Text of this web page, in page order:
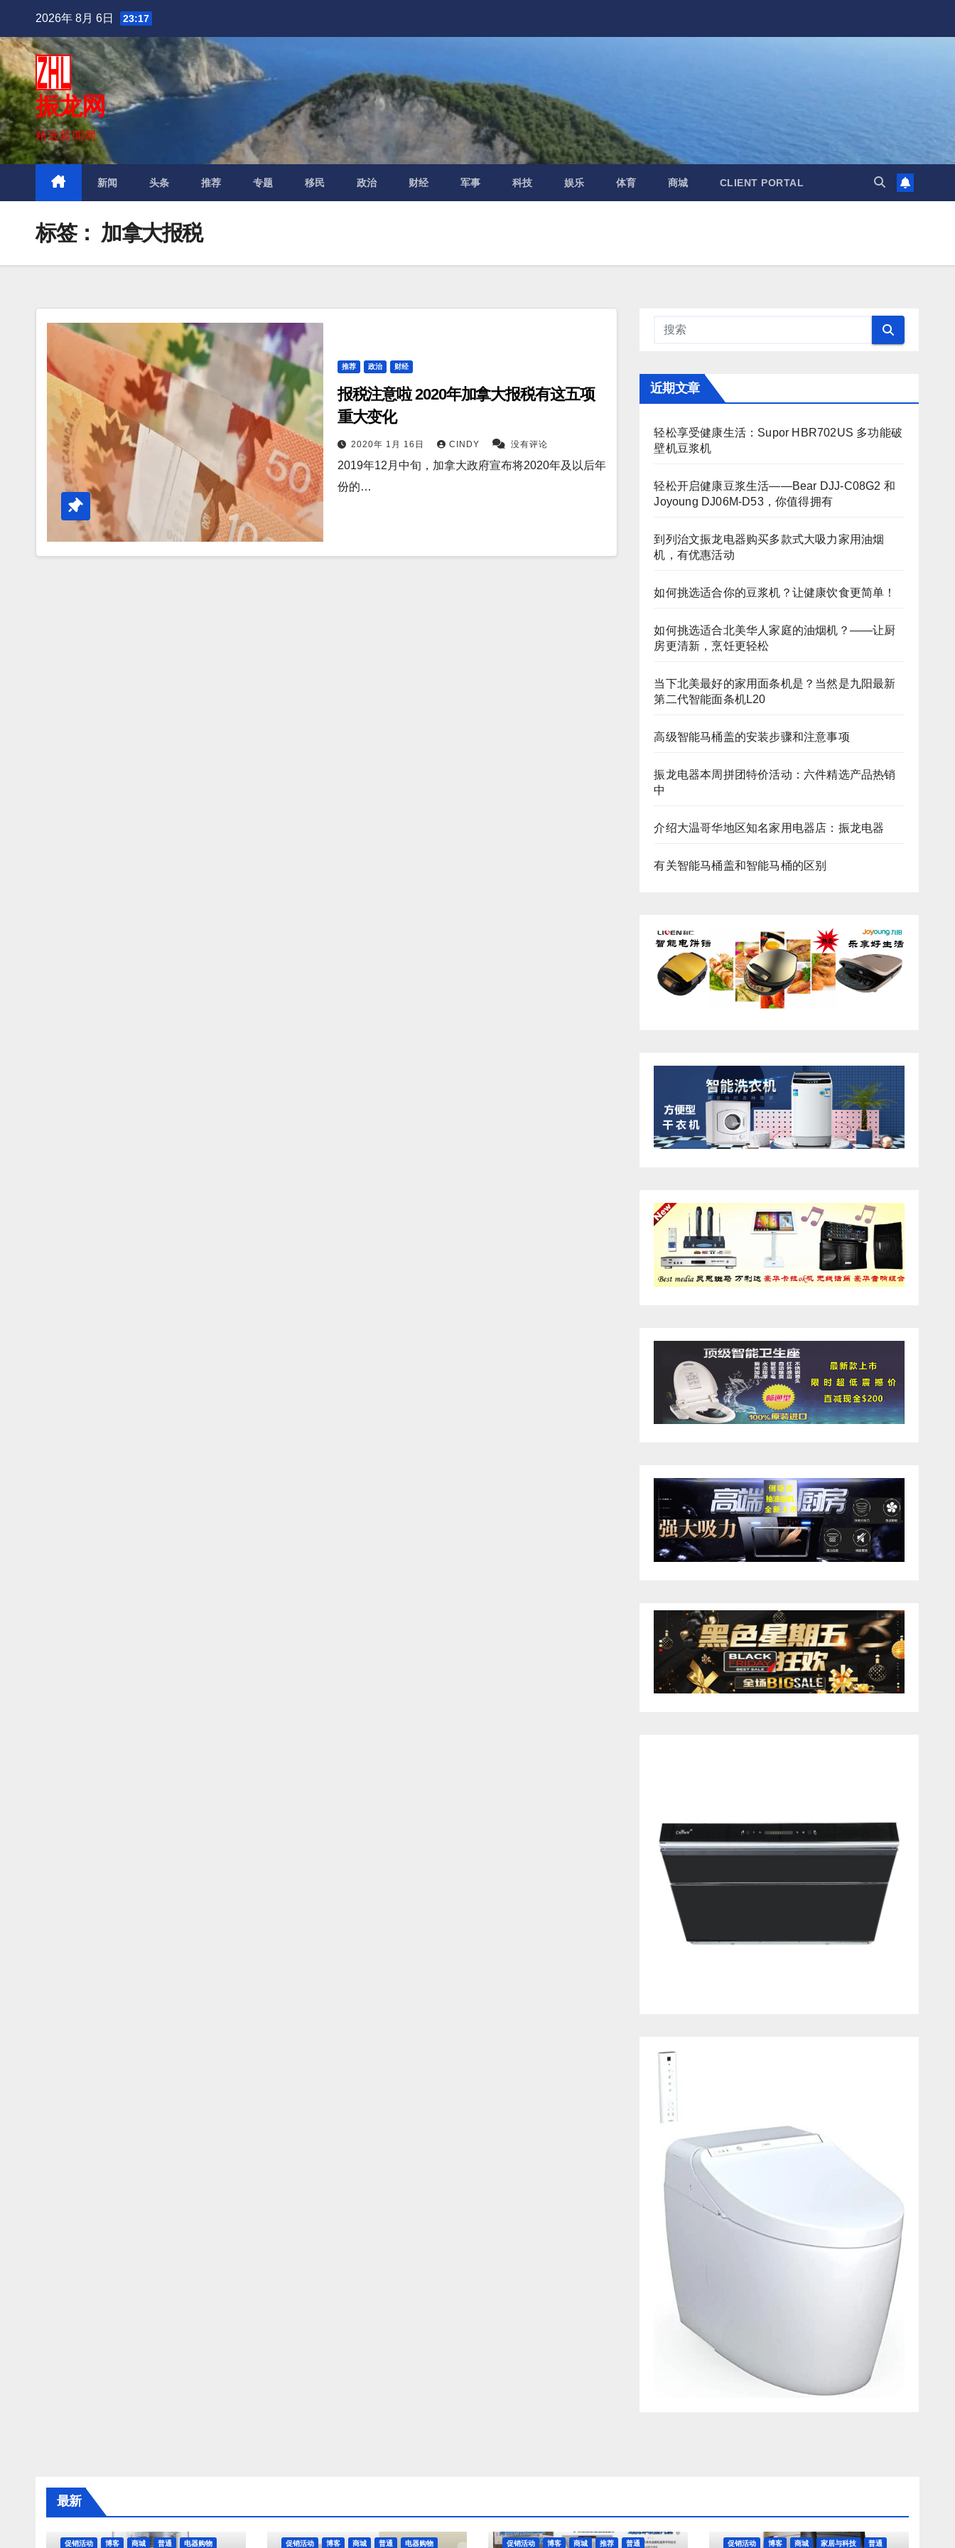
内
容
2026年 8月 6日 23:17
振龙网
精选新闻网
新闻 头条 推荐 专题 移民 政治 财经 军事 科技 娱乐 体育 商城 CLIENT PORTAL
标签： 加拿大报税
推荐 政治 财经
报税注意啦 2020年加拿大报税有这五项
重大变化
2020年 1月 16日 CINDY 没有评论
2019年12月中旬，加拿大政府宣布将2020年及以后年
份的…
近期文章
轻松享受健康生活：Supor HBR702US 多功能破
壁机豆浆机
轻松开启健康豆浆生活——Bear DJJ‑C08G2 和
Joyoung DJ06M‑D53，你值得拥有
到列治文振龙电器购买多款式大吸力家用油烟
机，有优惠活动
如何挑选适合你的豆浆机？让健康饮食更简单！
如何挑选适合北美华人家庭的油烟机？——让厨
房更清新，烹饪更轻松
当下北美最好的家用面条机是？当然是九阳最新
第二代智能面条机L20
高级智能马桶盖的安装步骤和注意事项
振龙电器本周拼团特价活动：六件精选产品热销
中
介绍大温哥华地区知名家用电器店：振龙电器
有关智能马桶盖和智能马桶的区别
最新
促销活动 博客 商城 普通 电器购物 促销活动 博客 商城 普通 电器购物 促销活动 博客 商城 推荐 普通 促销活动 博客 商城 家居与科技 普通